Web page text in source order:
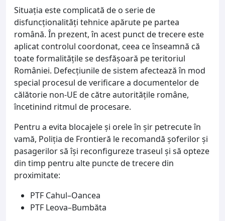
Situația este complicată de o serie de
disfuncționalități tehnice apărute pe partea
română. În prezent, în acest punct de trecere este
aplicat controlul coordonat, ceea ce înseamnă că
toate formalitățile se desfășoară pe teritoriul
României. Defecțiunile de sistem afectează în mod
special procesul de verificare a documentelor de
călătorie non-UE de către autoritățile române,
încetinind ritmul de procesare.
Pentru a evita blocajele și orele în șir petrecute în
vamă, Poliția de Frontieră le recomandă șoferilor și
pasagerilor să își reconfigureze traseul și să opteze
din timp pentru alte puncte de trecere din
proximitate:
PTF Cahul–Oancea
PTF Leova–Bumbăta